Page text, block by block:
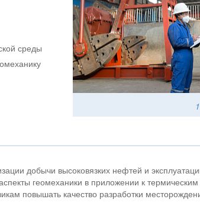
1
среды
добычи высоковязких нефтей и
геомеханики в приложении к
повышать качество разработки